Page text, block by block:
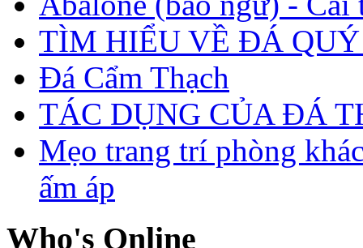
TÌM HIỂU VỀ ĐÁ QUÝ
Đá Cẩm Thạch
TÁC DỤNG CỦA ĐÁ
Mẹo trang trí phòng
ấm áp
Who's Online